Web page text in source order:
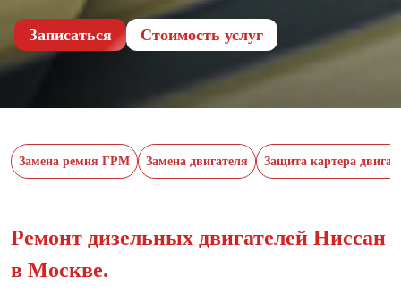
Записаться Cтоимость услуг
Замена ремня ГРМ Замена двигателя Защита картера
Ремонт дизельных двигателей Ниссан
в Москве.